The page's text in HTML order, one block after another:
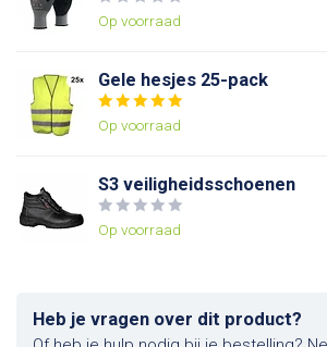
Op voorraad
Gele hesjes 25-pack
Op voorraad
S3 veiligheidsschoenen
Op voorraad
Heb je vragen over dit product?